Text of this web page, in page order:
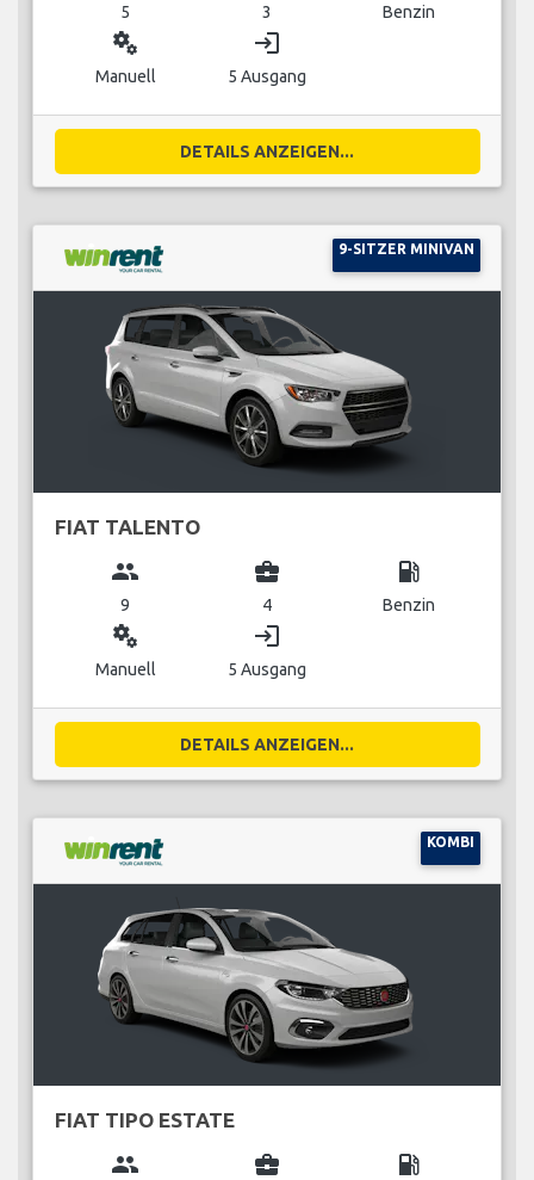
5 3 Benzin
miscellaneous_services
Manuell
login
5 Ausgang
DETAILS ANZEIGEN...
9-SITZER MINIVAN
FIAT TALENTO
group
9
business_center
4
local_gas_station
Benzin
miscellaneous_services
Manuell
login
5 Ausgang
DETAILS ANZEIGEN...
KOMBI
FIAT TIPO ESTATE
group business_center local_gas_station